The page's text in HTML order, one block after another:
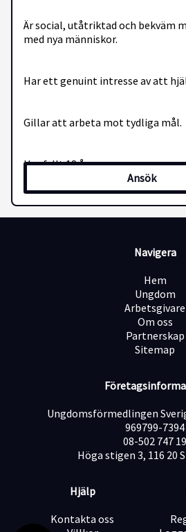
Är social, utåtriktad och bekväm
med nya människor.
Har ett genuint intresse av att
Gillar att arbeta mot tydliga mål.
Har fyllt 18 år.
Trivs i ett team med hög energi
Erfarenhet inom försäljning är
Fast garantilön + attraktiv
Heltidstjänst med arbetstider
Gedigen utbildning inom
Stora utvecklingsmöjligheter i ett
Kontor i centrala Stockholm.
Ansök
Navigera
Hem
Ungdom
Arbetsgivare
Om oss
Partnerskap
Sitemap
Ungdomsförmedlingen
969799-7394
08-502 747 19
Höga stigen 3, 116 20
Hjälp
Kontakta oss